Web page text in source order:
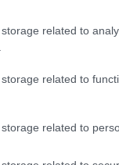
related to
related to
related to
σουλάτσο,
την
εκεί που
τα